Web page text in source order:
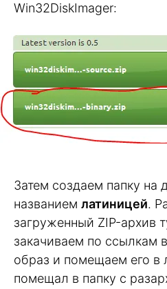
Win32DiskImager:
Затем создаем папку на
названием латиницей.
загруженный ZIP-архив
закачиваем по ссылкам
образ и помещаем его в
помещал в папку с